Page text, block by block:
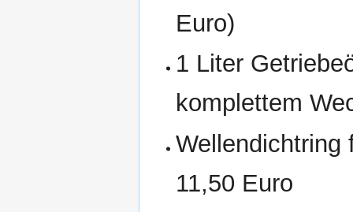
Euro)
1 Liter
komplettem
11,50 Euro